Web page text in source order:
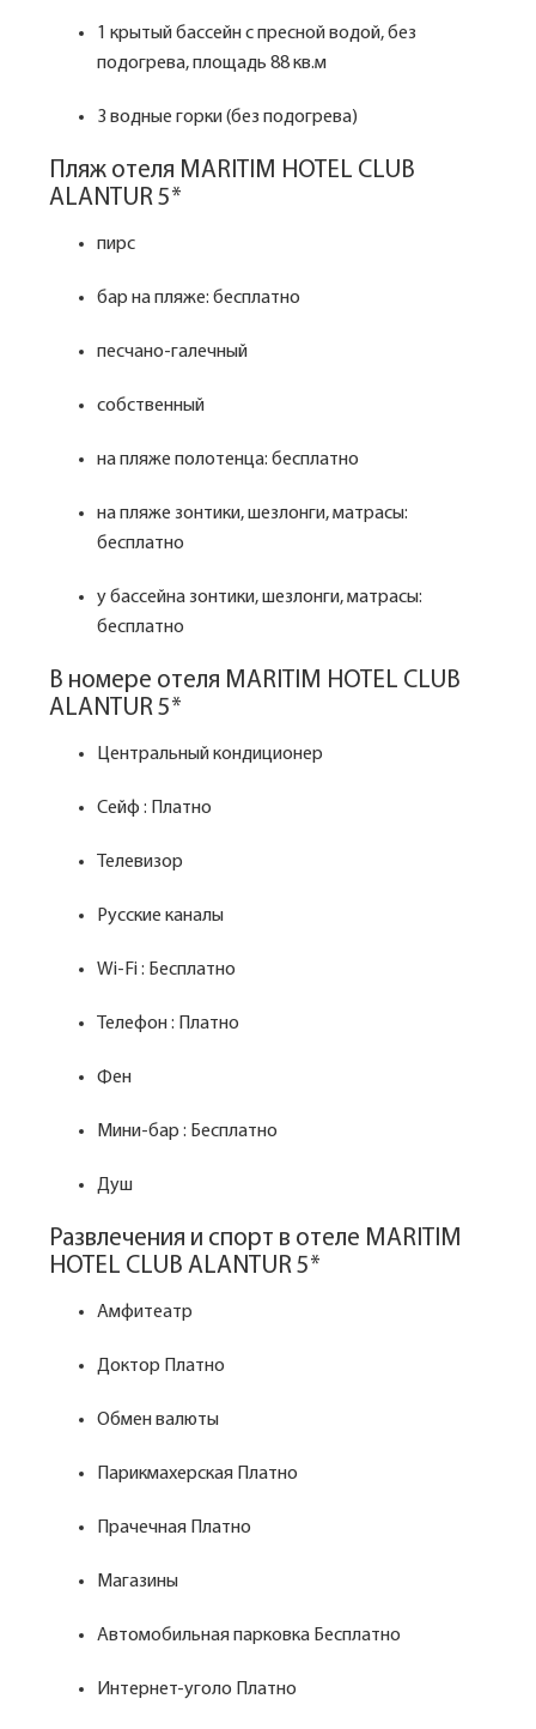
1 крытый бассейн с пресной водой, без
подогрева, площадь 88 кв.м
3 водные горки (без подогрева)
Пляж отеля MARITIM HOTEL CLUB
ALANTUR 5*
пирс
бар на пляже: бесплатно
песчано-галечный
собственный
на пляже полотенца: бесплатно
на пляже зонтики, шезлонги, матрасы:
бесплатно
у бассейна зонтики, шезлонги, матрасы:
бесплатно
В номере отеля MARITIM HOTEL CLUB
ALANTUR 5*
Центральный кондиционер
Сейф : Платно
Телевизор
Русские каналы
Wi-Fi : Бесплатно
Телефон : Платно
Фен
Мини-бар : Бесплатно
Душ
Развлечения и спорт в отеле MARITIM
HOTEL CLUB ALANTUR 5*
Амфитеатр
Доктор Платно
Обмен валюты
Парикмахерская Платно
Прачечная Платно
Магазины
Автомобильная парковка Бесплатно
Интернет-уголо Платно